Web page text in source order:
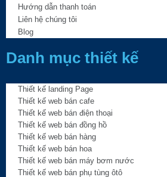
Hướng dẫn thanh toán
Liên hệ chúng tôi
Blog
Danh mục thiết kế
Thiết kế landing Page
Thiết kế web bán cafe
Thiết kế web bán điện thoại
Thiết kế web bán đồng hồ
Thiết kế web bán hàng
Thiết kế web bán hoa
Thiết kế web bán máy bơm nước
Thiết kế web bán phụ tùng ôtô